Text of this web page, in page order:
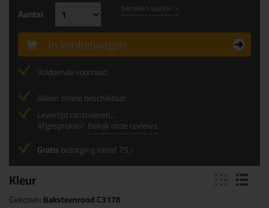
Kleur
Gekozen:Baksteenrood C3178
Aantal bereken aantal >
In winkelwagen
Voldoende voorraad
Alleen online beschikbaar
Levertijd controleren...
Afgesproken! Bekijk onze reviews
Gratisbezorging vanaf 75,-